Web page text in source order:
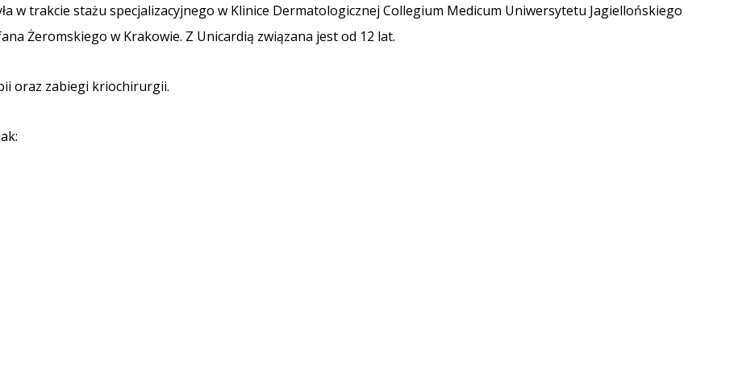
w trakcie stażu specjalizacyjnego w Klinice Dermatologicznej Collegium Medicum Uniwersytetu Jagiellońskiego
Żeromskiego w Krakowie. Z Unicardią związana jest od 12 lat.
oraz zabiegi kriochirurgii.